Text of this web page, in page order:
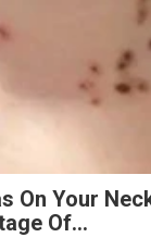
On Your
Of...